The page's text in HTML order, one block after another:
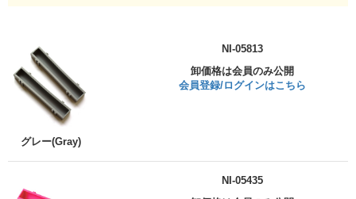
グレー(Gray)
NI-05813
卸価格は会員のみ公開
会員登録/ログインはこちら
NI-05435